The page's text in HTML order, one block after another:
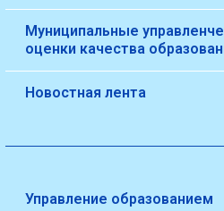
Муниципальные
оценки качества
Новостная лента
Управление образованием